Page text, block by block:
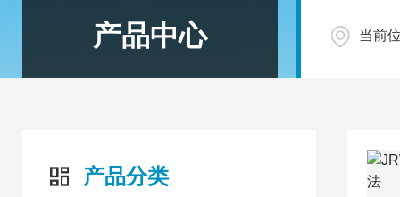
产品中心 当前
产品分类